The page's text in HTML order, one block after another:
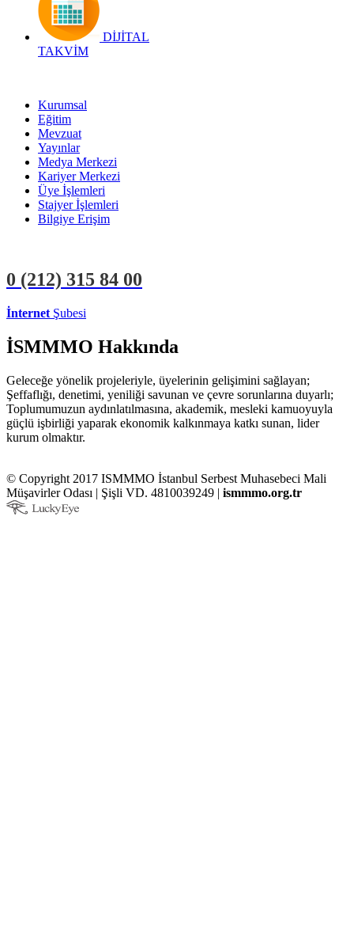
DİJİTAL
TAKVİM
Kurumsal
Eğitim
Mevzuat
Yayınlar
Medya Merkezi
Kariyer Merkezi
Üye İşlemleri
Stajyer İşlemleri
Bilgiye Erişim
0 (212) 315 84 00
İnternet Şubesi
İSMMMO Hakkında
Geleceğe yönelik projeleriyle, üyelerinin gelişimini sağlayan;
Şeffaflığı, denetimi, yeniliği savunan ve çevre sorunlarına duyarlı;
Toplumumuzun aydınlatılmasına, akademik, mesleki kamuoyuyla
güçlü işbirliği yaparak ekonomik kalkınmaya katkı sunan, lider
kurum olmaktır.
© Copyright 2017 ISMMMO İstanbul Serbest Muhasebeci Mali
Müşavirler Odası | Şişli VD. 4810039249 | ismmmo.org.tr